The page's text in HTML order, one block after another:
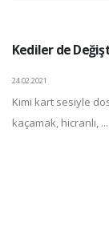
Kediler de Değişti
24.02.2021
Kimi kart sesiyle
kaçamak, hicranlı, ...